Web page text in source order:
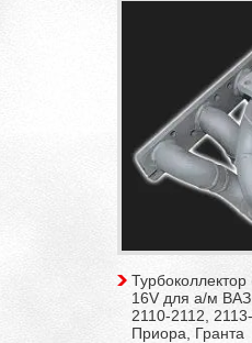
16V для а/м
2110-2112,
Приора, Гранта